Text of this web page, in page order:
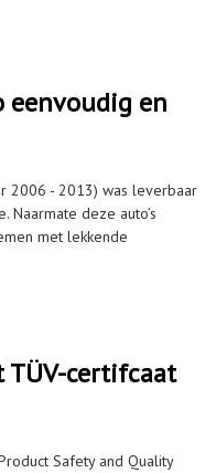
eenvoudig en
2006 - 2013) was leverbaar
Naarmate deze auto’s
met lekkende
certifcaat
Safety and Quality